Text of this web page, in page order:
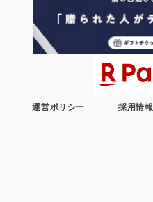
運営ポリシー 採用情報